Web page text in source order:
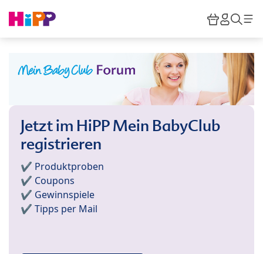
HiPP
Jetzt im HiPP Mein BabyClub
registrieren
✔️ Produktproben
✔️ Coupons
✔️ Gewinnspiele
✔️ Tipps per Mail